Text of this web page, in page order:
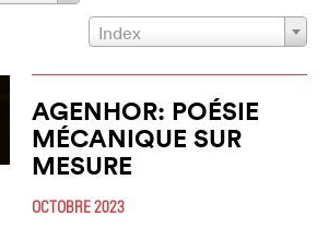
Index
AGENHOR: POÉSIE
MÉCANIQUE SUR
MESURE
OCTOBRE 2023